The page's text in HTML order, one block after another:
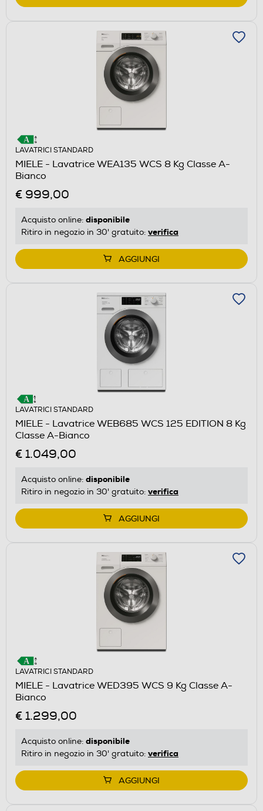
LAVATRICI STANDARD
MIELE - Lavatrice WEA135 WCS 8 Kg Classe A-
Bianco
€ 999,00
Acquisto online: disponibile
Ritiro in negozio in 30' gratuito: verifica
AGGIUNGI
LAVATRICI STANDARD
MIELE - Lavatrice WEB685 WCS 125 EDITION 8 Kg
Classe A-Bianco
€ 1.049,00
Acquisto online: disponibile
Ritiro in negozio in 30' gratuito: verifica
AGGIUNGI
LAVATRICI STANDARD
MIELE - Lavatrice WED395 WCS 9 Kg Classe A-
Bianco
€ 1.299,00
Acquisto online: disponibile
Ritiro in negozio in 30' gratuito: verifica
AGGIUNGI